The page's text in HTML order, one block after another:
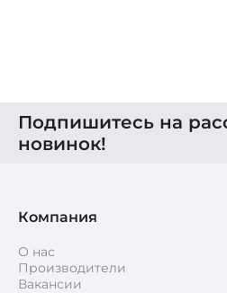
Подпишитесь на
новинок!
Компания
О нас
Производители
Вакансии